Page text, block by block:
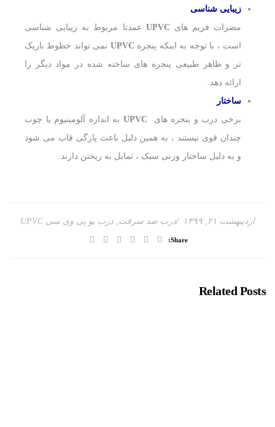
زیبایی شناسی
مضرات فریم های UPVC عمدتا مربوط به زیبایی شناسی
است ، با توجه به اینکه پنجره UPVC نمی تواند خطوط باریک
تر و ظاهر طبیعی پنجره های ساخته شده در مواد دیگر را
ارائه دهد.
ساختار
برخی درب و پنجره های UPVC به اندازه آلومینیوم یا چوب
چندان قوی نیستند ، به همین دلیل باعث پارگی قاب می شود
و به دلیل ساختار وزنی سبک ، تمایل به ریختن دارند.
اردیبهشت ۲۱, ۱۳۹۹ درب ضد سرقت, درب یو پی وی سی UPVC
Share:
Related Posts